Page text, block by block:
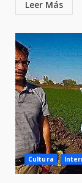
Leer Más
Cultura